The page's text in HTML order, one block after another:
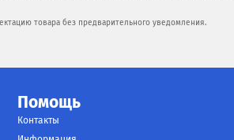
товара без предварительного уведомления.
Помощь
Контакты